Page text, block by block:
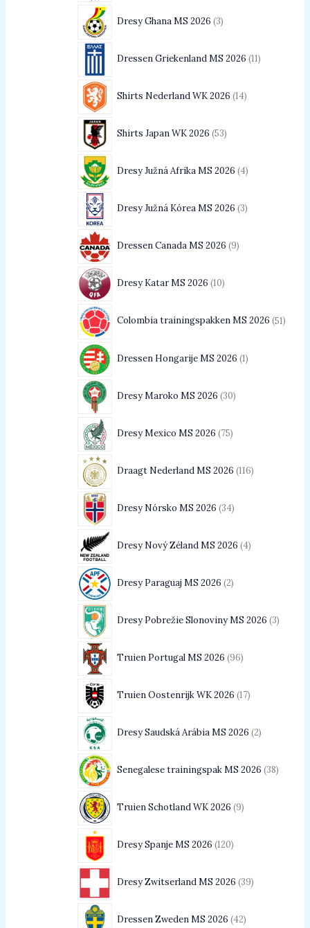
Dresy Ghana MS 2026 3
Dressen Griekenland MS 2026 11
Shirts Nederland WK 2026 14
Shirts Japan WK 2026 53
Dresy Južná Afrika MS 2026 4
Dresy Južná Kórea MS 2026 3
Dressen Canada MS 2026 9
Dresy Katar MS 2026 10
Colombia trainingspakken MS 2026 51
Dressen Hongarije MS 2026 1
Dresy Maroko MS 2026 30
Dresy Mexico MS 2026 75
Draagt Nederland MS 2026 116
Dresy Nórsko MS 2026 34
Dresy Nový Zéland MS 2026 4
Dresy Paraguaj MS 2026 2
Dresy Pobrežie Slonoviny MS 2026 3
Truien Portugal MS 2026 96
Truien Oostenrijk WK 2026 17
Dresy Saudská Arábia MS 2026 2
Senegalese trainingspak MS 2026 38
Truien Schotland WK 2026 9
Dresy Spanje MS 2026 120
Dresy Zwitserland MS 2026 39
Dressen Zweden MS 2026 42